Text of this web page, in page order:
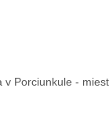
Porciunkule -